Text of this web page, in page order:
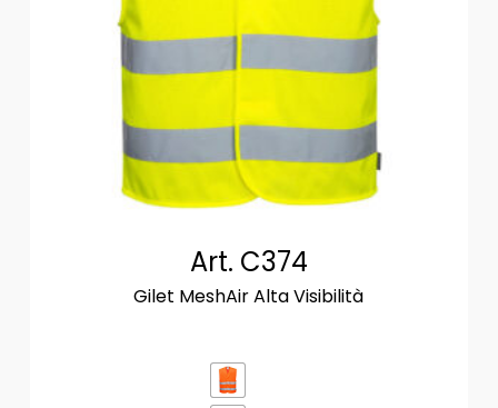
Art. C374
Gilet MeshAir Alta Visibilità